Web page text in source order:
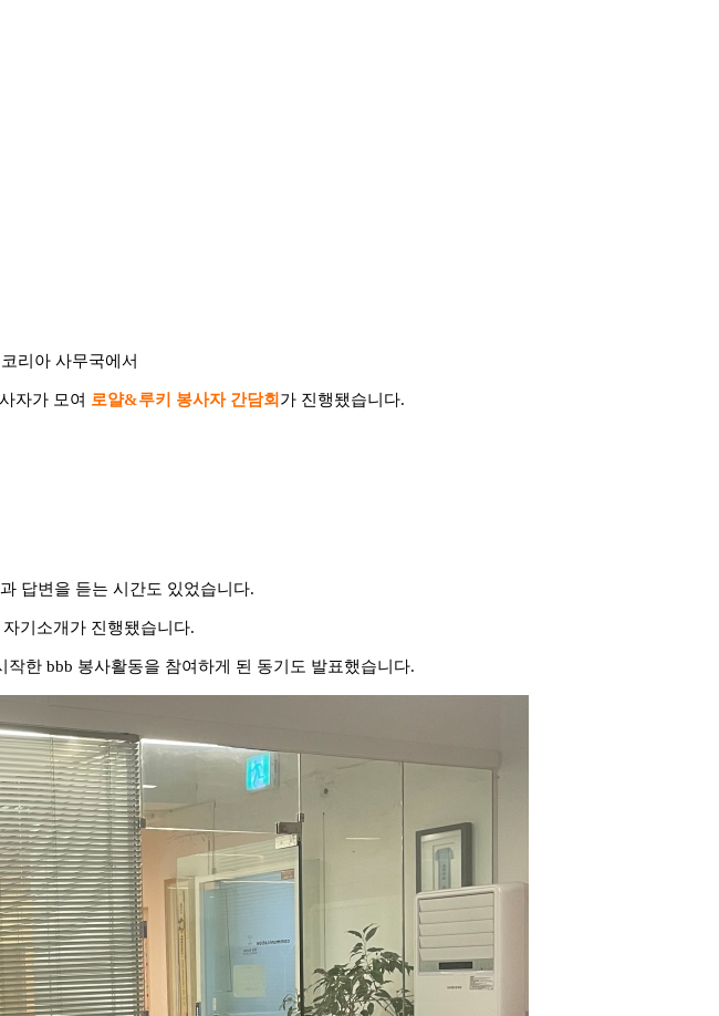
리아 사무국에서
자가 모여 로얄&루키 봉사자 간담회 가 진행됐습니다.
답변을 듣는 시간도 있었습니다.
기소개가 진행됐습니다.
한 bbb 봉사활동을 참여하게 된 동기도 발표했습니다.